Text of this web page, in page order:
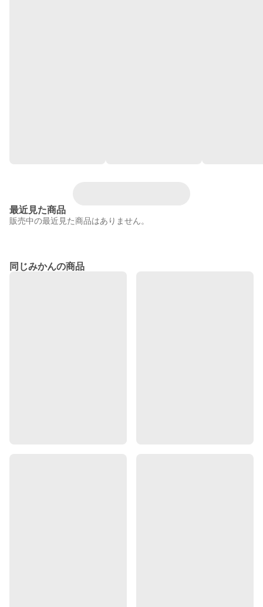
最近見た商品
販売中の最近見た商品はありません。
同じみかんの商品